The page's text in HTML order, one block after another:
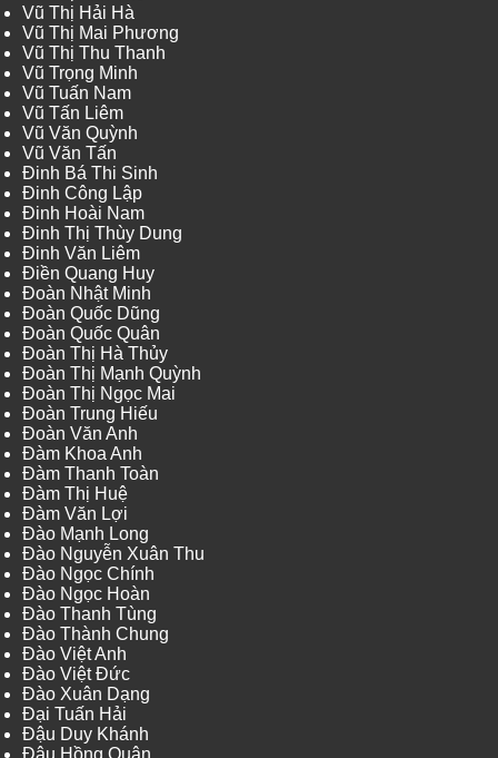
Vũ Thị Hải Hà
Vũ Thị Mai Phương
Vũ Thị Thu Thanh
Vũ Trọng Minh
Vũ Tuấn Nam
Vũ Tấn Liêm
Vũ Văn Quỳnh
Vũ Văn Tấn
Đinh Bá Thi Sinh
Đinh Công Lập
Đinh Hoài Nam
Đinh Thị Thùy Dung
Đinh Văn Liêm
Điền Quang Huy
Đoàn Nhật Minh
Đoàn Quốc Dũng
Đoàn Quốc Quân
Đoàn Thị Hà Thủy
Đoàn Thị Mạnh Quỳnh
Đoàn Thị Ngọc Mai
Đoàn Trung Hiếu
Đoàn Văn Anh
Đàm Khoa Anh
Đàm Thanh Toàn
Đàm Thị Huệ
Đàm Văn Lợi
Đào Mạnh Long
Đào Nguyễn Xuân Thu
Đào Ngọc Chính
Đào Ngọc Hoàn
Đào Thanh Tùng
Đào Thành Chung
Đào Việt Anh
Đào Việt Đức
Đào Xuân Dạng
Đại Tuấn Hải
Đậu Duy Khánh